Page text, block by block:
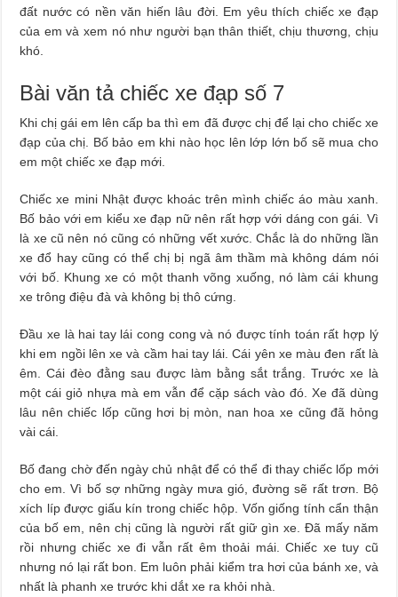
đất nước có nền văn hiến lâu đời. Em yêu thích chiếc xe đạp
của em và xem nó như người bạn thân thiết, chịu thương, chịu
khó.
Bài văn tả chiếc xe đạp số 7
Khi chị gái em lên cấp ba thì em đã được chị để lại cho chiếc xe
đạp của chị. Bố bảo em khi nào học lên lớp lớn bố sẽ mua cho
em một chiếc xe đạp mới.
Chiếc xe mini Nhật được khoác trên mình chiếc áo màu xanh.
Bố bảo với em kiểu xe đạp nữ nên rất hợp với dáng con gái. Vì
là xe cũ nên nó cũng có những vết xước. Chắc là do những lần
xe đổ hay cũng có thể chị bị ngã âm thầm mà không dám nói
với bố. Khung xe có một thanh võng xuống, nó làm cái khung
xe trông điệu đà và không bị thô cứng.
Đầu xe là hai tay lái cong cong và nó được tính toán rất hợp lý
khi em ngồi lên xe và cầm hai tay lái. Cái yên xe màu đen rất là
êm. Cái đèo đằng sau được làm bằng sắt trắng. Trước xe là
một cái giỏ nhựa mà em vẫn để cặp sách vào đó. Xe đã dùng
lâu nên chiếc lốp cũng hơi bị mòn, nan hoa xe cũng đã hỏng
vài cái.
Bố đang chờ đến ngày chủ nhật để có thể đi thay chiếc lốp mới
cho em. Vì bố sợ những ngày mưa gió, đường sẽ rất trơn. Bộ
xích líp được giấu kín trong chiếc hộp. Vốn giống tính cẩn thận
của bố em, nên chị cũng là người rất giữ gìn xe. Đã mấy năm
rồi nhưng chiếc xe đi vẫn rất êm thoải mái. Chiếc xe tuy cũ
nhưng nó lại rất bon. Em luôn phải kiểm tra hơi của bánh xe, và
nhất là phanh xe trước khi dắt xe ra khỏi nhà.